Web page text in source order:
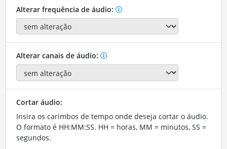
Alterar frequência de áudio:
Alterar canais de áudio:
Cortar áudio:
Insira os carimbos de tempo onde deseja cortar o áudio.
O formato é HH:MM:SS. HH = horas, MM = minutos, SS =
segundos.